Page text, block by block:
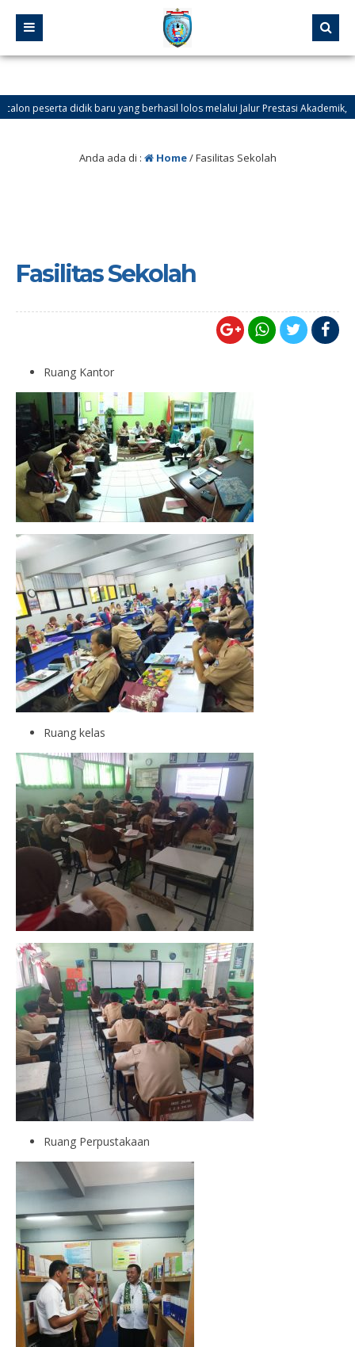
baru yang berhasil lolos melalui Jalur Prestasi Akademik, Prestasi Non
Anda ada di : Home/Fasilitas Sekolah
Fasilitas Sekolah
Ruang Kantor
Ruang kelas
Ruang Perpustakaan